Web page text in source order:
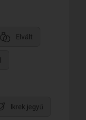
Elvált
Ikrek jegyű